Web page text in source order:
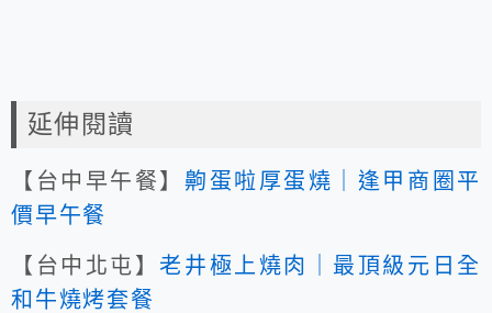
延伸閱讀
【台中早午餐】 齁蛋啦厚蛋燒｜逢甲商圈平
價早午餐
【台中北屯】老井極上燒肉｜最頂級元日全
和牛燒烤套餐